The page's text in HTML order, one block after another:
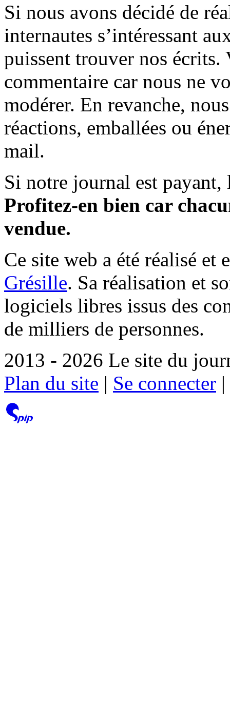
Si nous avons décidé de
internautes s’intéressant
puissent trouver nos écrits.
commentaire car nous ne
modérer. En revanche,
réactions, emballées ou
mail.
Si notre journal est payant,
Profitez-en bien car
vendue.
Ce site web a été réalisé et
Grésille. Sa réalisation et
logiciels libres issus des
de milliers de personnes.
2013 - 2026 Le site du
Plan du site | Se connecter |